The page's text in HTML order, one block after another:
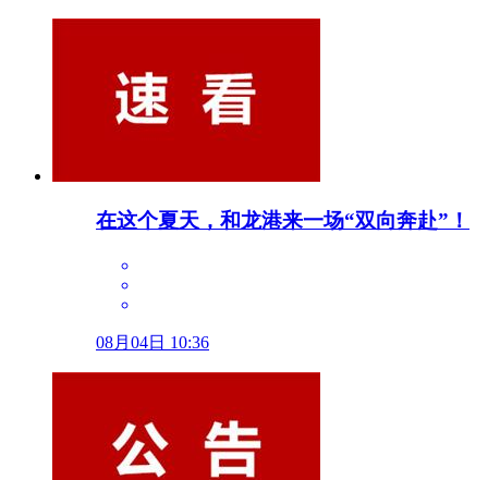
在这个夏天，和龙港来一场“双向奔赴”！
08月04日 10:36